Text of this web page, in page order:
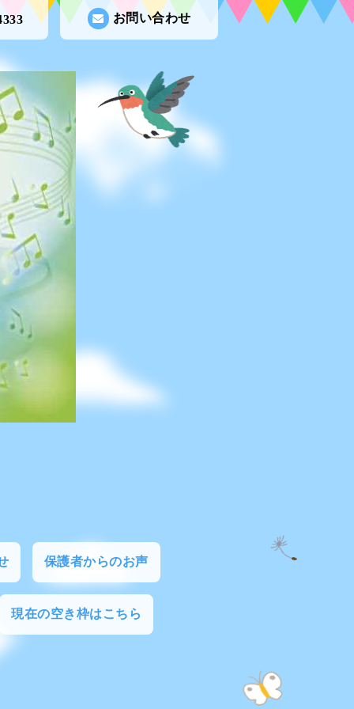
お問い合わせ
保護者からのお声
現在の空き枠はこちら